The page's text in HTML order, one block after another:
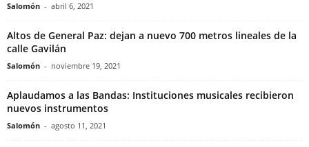
Salomón - abril 6, 2021
Altos de General Paz: dejan a nuevo 700 metros lineales de la
calle Gavilán
Salomón - noviembre 19, 2021
Aplaudamos a las Bandas: Instituciones musicales recibieron
nuevos instrumentos
Salomón - agosto 11, 2021